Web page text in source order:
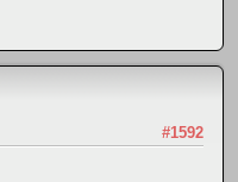
#1592